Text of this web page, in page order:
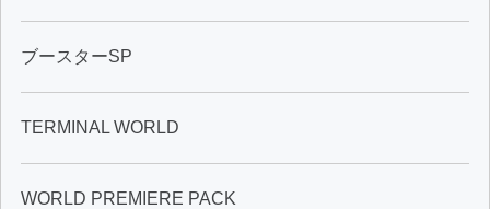
ブースターSP
TERMINAL WORLD
WORLD PREMIERE PACK